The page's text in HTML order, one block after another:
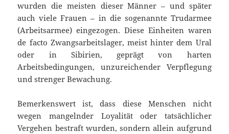
wurden die meisten dieser Männer – und später
auch viele Frauen – in die sogenannte Trudarmee
(Arbeitsarmee) eingezogen. Diese Einheiten waren
de facto Zwangsarbeitslager, meist hinter dem Ural
oder in Sibirien, geprägt von harten
Arbeitsbedingungen, unzureichender Verpflegung
und strenger Bewachung.
Bemerkenswert ist, dass diese Menschen nicht
wegen mangelnder Loyalität oder tatsächlicher
Vergehen bestraft wurden, sondern allein aufgrund